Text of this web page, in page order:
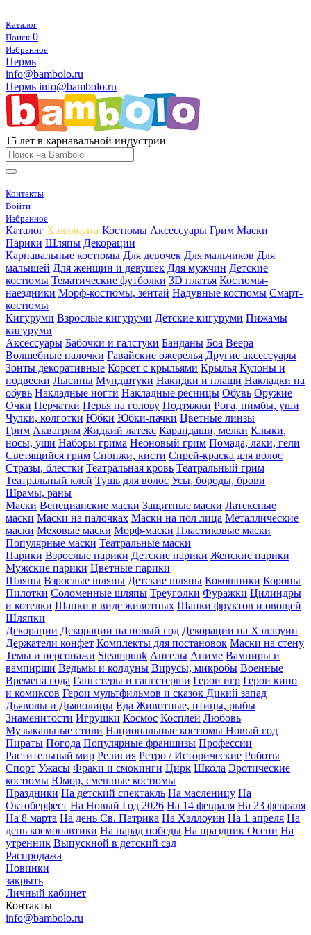
Каталог
Поиск 0
Избранное
Пермь
info@bambolo.ru
Пермь info@bambolo.ru
15 лет в карнавальной индустрии
Контакты
Войти
Избранное
Каталог Хэлллоуин Костюмы Аксессуары Грим Маски
Парики Шляпы Декорации
Карнавальные костюмы Для девочек Для мальчиков Для
малышей Для женщин и девушек Для мужчин Детские
костюмы Тематические футболки 3D платья Костюмы-
наездники Морф-костюмы, зентай Надувные костюмы Смарт-
костюмы
Кигуруми Взрослые кигуруми Детские кигуруми Пижамы
кигуруми
Аксессуары Бабочки и галстуки Банданы Боа Веера
Волшебные палочки Гавайские ожерелья Другие аксессуары
Зонты декоративные Корсет с крыльями Крылья Кулоны и
подвески Лысины Мундштуки Накидки и плащи Накладки на
обувь Накладные ногти Накладные ресницы Обувь Оружие
Очки Перчатки Перья на голову Подтяжки Рога, нимбы, уши
Чулки, колготки Юбки Юбки-пачки Цветные линзы
Грим Аквагрим Жидкий латекс Карандаши, мелки Клыки,
носы, уши Наборы грима Неоновый грим Помада, лаки, гели
Светящийся грим Спонжи, кисти Спрей-краска для волос
Стразы, блестки Театральная кровь Театральный грим
Театральный клей Тушь для волос Усы, бороды, брови
Шрамы, раны
Маски Венецианские маски Защитные маски Латексные
маски Маски на палочках Маски на пол лица Металлические
маски Меховые маски Морф-маски Пластиковые маски
Популярные маски Театральные маски
Парики Взрослые парики Детские парики Женские парики
Мужские парики Цветные парики
Шляпы Взрослые шляпы Детские шляпы Кокошники Короны
Пилотки Соломенные шляпы Треуголки Фуражки Цилиндры
и котелки Шапки в виде животных Шапки фруктов и овощей
Шляпки
Декорации Декорации на новый год Декорации на Хэллоуин
Держатели конфет Комплекты для постановок Маски на стену
Темы и персонажи Steampunk Ангелы Аниме Вампиры и
вампирши Ведьмы и колдуны Вирусы, микробы Военные
Времена года Гангстеры и гангстерши Герои игр Герои кино
и комиксов Герои мультфильмов и сказок Дикий запад
Дьяволы и Дьяволицы Еда Животные, птицы, рыбы
Знаменитости Игрушки Космос Косплей Любовь
Музыкальные стили Национальные костюмы Новый год
Пираты Погода Популярные франшизы Профессии
Растительный мир Религия Ретро / Исторические Роботы
Спорт Ужасы Фраки и смокинги Цирк Школа Эротические
костюмы Юмор, смешные костюмы
Праздники На детский спектакль На масленицу На
Октоберфест На Новый Год 2026 На 14 февраля На 23 февраля
На 8 марта На день Св. Патрика На Хэллоуин На 1 апреля На
день космонавтики На парад победы На праздник Осени На
утренник Выпускной в детский сад
Распродажа
Новинки
закрыть
Личный кабинет
Контакты
info@bambolo.ru